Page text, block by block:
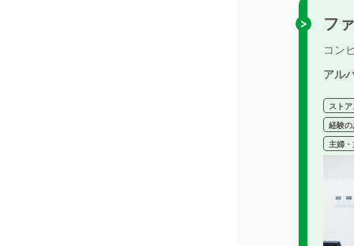
フ
コン
アル
スト
経験
主婦